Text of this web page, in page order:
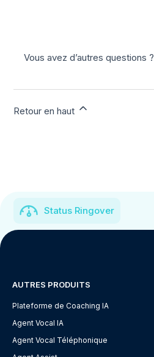
Vous avez d’autres questions ?
Retour en haut
Status Ringover
AUTRES PRODUITS
Plateforme de Coaching IA
Agent Vocal IA
Agent Vocal Téléphonique